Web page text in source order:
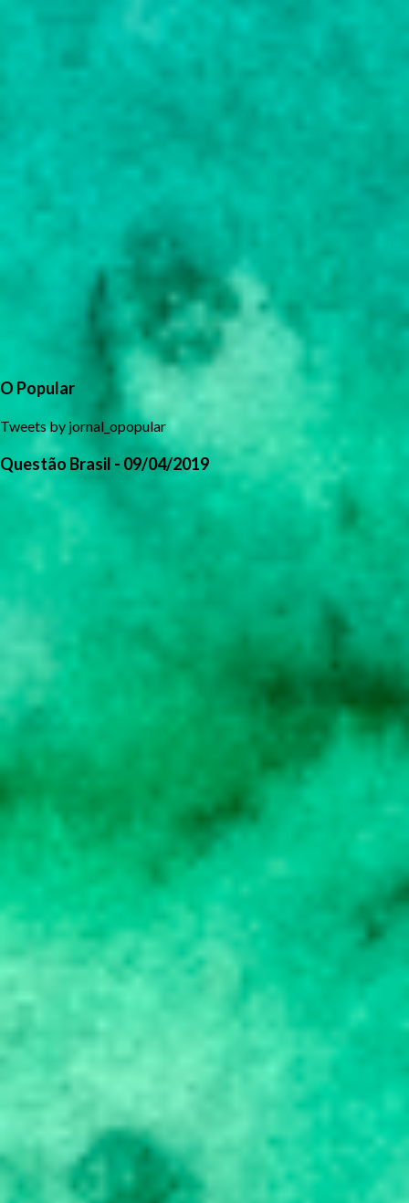
O Popular
Tweets by jornal_opopular
Questão Brasil - 09/04/2019